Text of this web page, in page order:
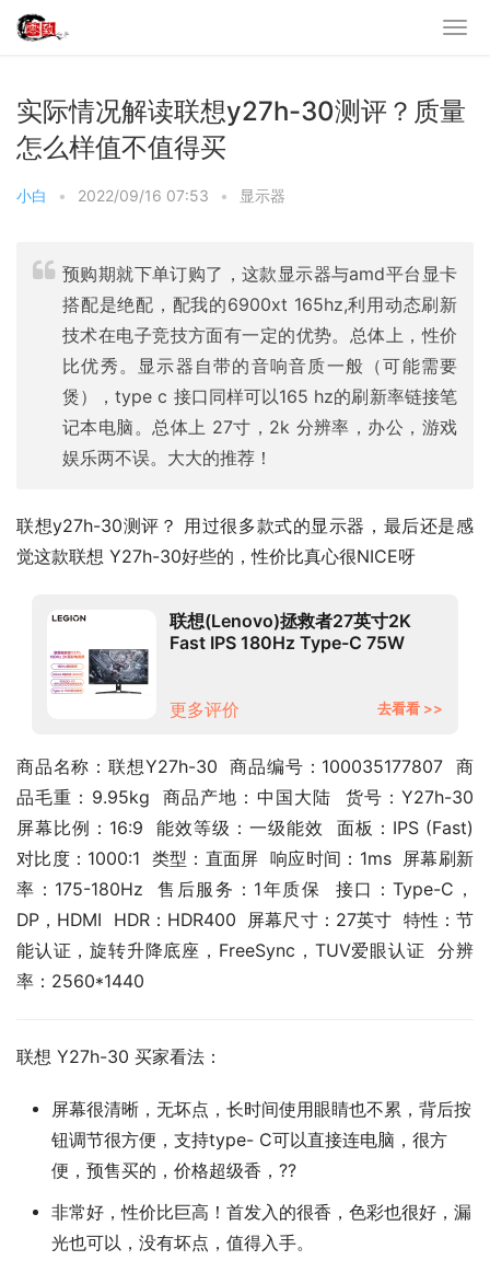
实际情况解读联想y27h-30测评？质量
怎么样值不值得买
小白 • 2022/09/16 07:53 • 显示器
预购期就下单订购了，这款显示器与amd平台显卡
搭配是绝配，配我的6900xt 165hz,利用动态刷新
技术在电子竞技方面有一定的优势。总体上，性价
比优秀。显示器自带的音响音质一般（可能需要
煲），type c 接口同样可以165 hz的刷新率链接笔
记本电脑。总体上 27寸，2k 分辨率，办公，游戏
娱乐两不误。大大的推荐！
联想y27h-30测评？ 用过很多款式的显示器，最后还是感
觉这款联想 Y27h-30好些的，性价比真心很NICE呀
联想(Lenovo)拯救者27英寸2K
Fast IPS 180Hz Type-C 75W
更多评价
去看看 >>
商品名称：联想Y27h-30  商品编号：100035177807  商
品毛重：9.95kg  商品产地：中国大陆  货号：Y27h-30
屏幕比例：16:9  能效等级：一级能效  面板：IPS (Fast)
对比度：1000:1  类型：直面屏  响应时间：1ms  屏幕刷新
率：175-180Hz  售后服务：1年质保  接口：Type-C，
DP，HDMI  HDR：HDR400  屏幕尺寸：27英寸  特性：节
能认证，旋转升降底座，FreeSync，TUV爱眼认证  分辨
率：2560*1440
联想 Y27h-30 买家看法：
屏幕很清晰，无坏点，长时间使用眼睛也不累，背后按
钮调节很方便，支持type- C可以直接连电脑，很方
便，预售买的，价格超级香，??
非常好，性价比巨高！首发入的很香，色彩也很好，漏
光也可以，没有坏点，值得入手。